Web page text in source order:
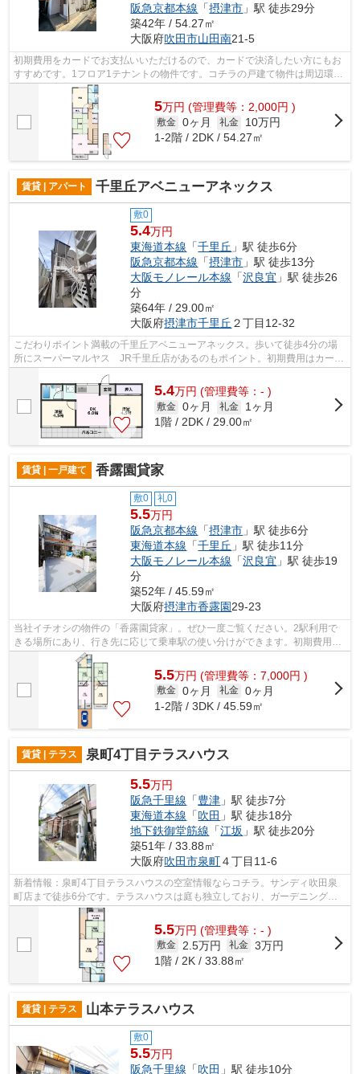
阪急京都本線 「摂津市 」駅 徒歩29分
築42年 / 54.27㎡
大阪府吹田市山田南21-5
初期費用をカードでお支払いいただけるので、カードで決済したい方にもお
すすめです。1フロア1テナントの物件です。コチラの戸建て物件は周辺環境
も良く、子育てにもうってつけです。2...
5万円 (管理費等：2,000円 )
敷金 0ヶ月 礼金
10万円
1-2階 / 2DK / 54.27㎡
賃貸 | アパート 千里丘アベニューアネックス
敷0
5.4万円
東海道本線 「千里丘 」駅 徒歩6分
阪急京都本線 「摂津市 」駅 徒歩13分
大阪モノレール本線 「沢良宜 」駅 徒歩26
分
築64年 / 29.00㎡
大阪府摂津市千里丘 ２丁目12-32
こだわりポイント満載の千里丘アベニューアネックス。歩いて徒歩4分の場
所にスーパーマルヤス JR千里丘店があるのもポイント。初期費用はカード
で決済いただけます。徒歩6分に駅のあ...
5.4万円 (管理費等：- )
敷金 0ヶ月 礼金
1ヶ月
1階 / 2DK / 29.00㎡
賃貸 | 一戸建て 香露園貸家
敷0 礼0
5.5万円
阪急京都本線 「摂津市 」駅 徒歩6分
東海道本線 「千里丘 」駅 徒歩11分
大阪モノレール本線 「沢良宜 」駅 徒歩19
分
築52年 / 45.59㎡
大阪府摂津市香露園29-23
当社イチオシの物件の「香露園貸家」。ぜひ一度ご覧ください。2駅利用で
きる場所にあり、行き先に応じて乗車駅の使い分けができます。初期費用を
カードでお支払いいただけるので、カー...
5.5万円 (管理費等：7,000円 )
敷金 0ヶ月 礼金 0ヶ月
1-2階 / 3DK / 45.59㎡
賃貸 | テラス 泉町4丁目テラスハウス
5.5万円
阪急千里線 「豊津 」駅 徒歩7分
東海道本線 「吹田 」駅 徒歩18分
地下鉄御堂筋線 「江坂 」駅 徒歩20分
築51年 / 33.88㎡
大阪府吹田市泉町４丁目11-6
新着情報：泉町4丁目テラスハウスの空室情報ならコチラ。サンディ吹田泉
町店まで徒歩6分です。テラスハウスは庭も独立しており、ガーデニングな
ども楽しめます。駅から徒歩7分にある物...
5.5万円 (管理費等：- )
敷金 2.5万円 礼金 3万円
1階 / 2K / 33.88㎡
賃貸 | テラス 山本テラスハウス
敷0
5.5万円
阪急千里線 「吹田 」駅 徒歩10分